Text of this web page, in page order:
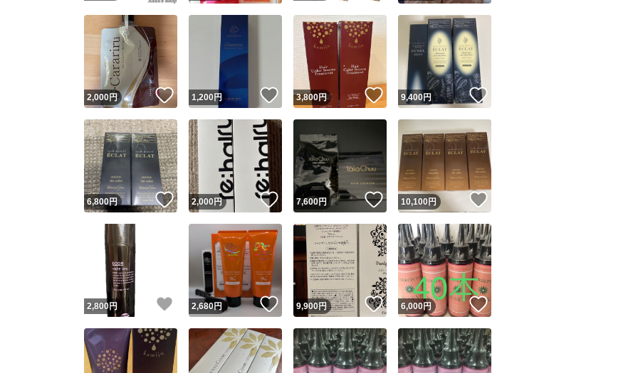
2,000円 いいね！
1,200円 いいね！
3,800円 いいね！
9,400円
6,800円 いいね！
2,000円 いいね！
7,600円 いいね！
10,100円
2,800円 いいね！
2,680円 いいね！
9,900円 いいね！
6,000円 いいね！